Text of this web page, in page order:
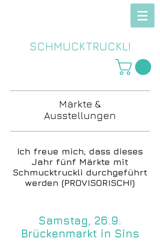
SCHMUCKTRUCKLI
Märkte &
Ausstellungen
Ich freue mich, dass dieses
Jahr fünf Märkte mit
Schmucktruckli durchgeführt
werden (PROVISORISCH!)
Samstag, 26.9.
Brückenmarkt in Sins